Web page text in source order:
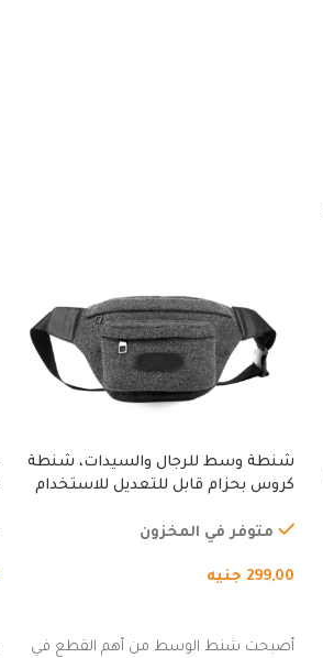
شنطة وسط للرجال والسيدات، شنطة
كروس بحزام قابل للتعديل للاستخدام
المشي لمسافات طويلة، وركوب
متوفر في المخزون
299,00 جنيه
أصبحت شنط الوسط من أهم القطع في